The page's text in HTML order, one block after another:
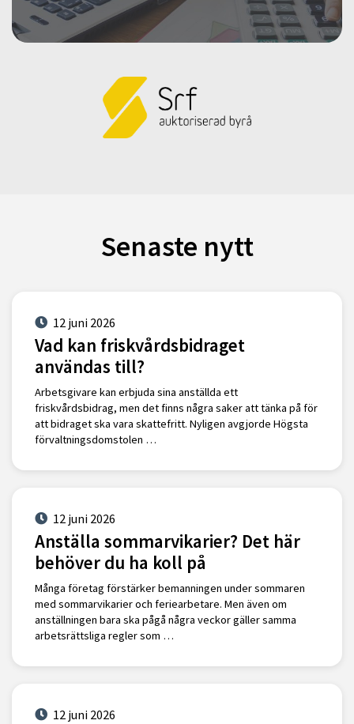
Senaste nytt
12 juni 2026
Vad kan friskvårdsbidraget
användas till?
Arbetsgivare kan erbjuda sina anställda ett
friskvårdsbidrag, men det finns några saker att tänka på för
att bidraget ska vara skattefritt. Nyligen avgjorde Högsta
förvaltningsdomstolen …
12 juni 2026
Anställa sommarvikarier? Det här
behöver du ha koll på
Många företag förstärker bemanningen under sommaren
med sommarvikarier och feriearbetare. Men även om
anställningen bara ska pågå några veckor gäller samma
arbetsrättsliga regler som …
12 juni 2026